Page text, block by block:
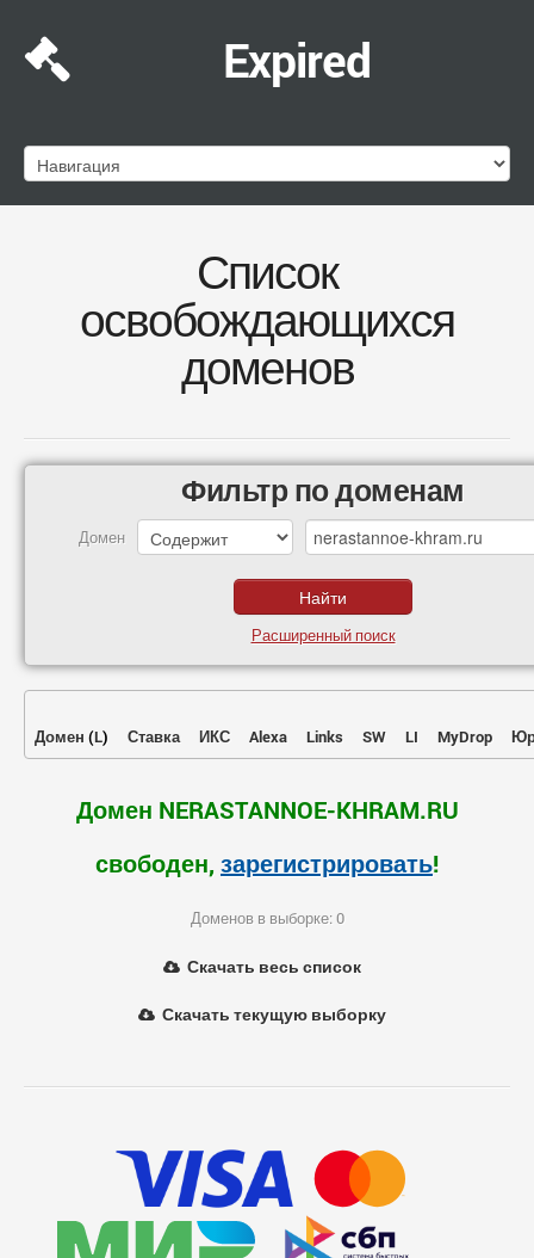
Expired
Список
освобождающихся
доменов
Фильтр по доменам
Домен
Расширенный поиск
Домен (L) Ставка ИКС Alexa Links SW LI MyDrop
Домен NERASTANNOE-KHRAM.RU
свободен, зарегистрировать!
Доменов в выборке: 0
Скачать весь список
Скачать текущую выборку